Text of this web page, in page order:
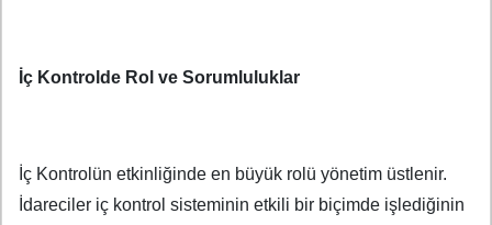
İç Kontrolde Rol ve Sorumluluklar
İç Kontrolün etkinliğinde en büyük rolü yönetim üstlenir.
İdareciler iç kontrol sisteminin etkili bir biçimde işlediğinin